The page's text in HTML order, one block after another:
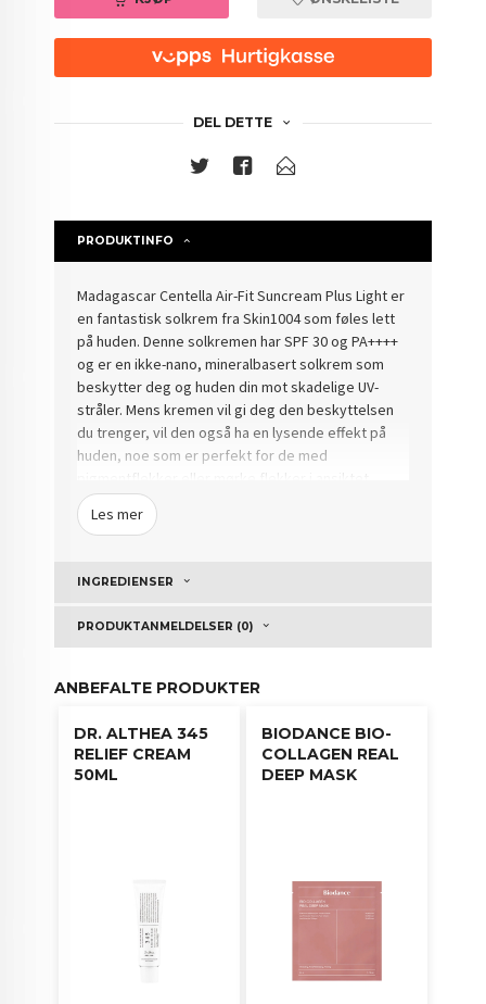
DEL DETTE
PRODUKTINFO
Madagascar Centella Air-Fit Suncream Plus Light er
en fantastisk solkrem fra Skin1004 som føles lett
på huden.Denne solkremen har SPF 30 og PA++++
og er en ikke-nano, mineralbasert solkrem som
beskytter deg og huden din mot skadelige UV-
stråler.Mens kremen vil gi deg den beskyttelsen
du trenger, vil den også ha en lysende effekt på
huden, noe som er perfekt for de med
Produktet har gjennomgått en irritasjonstest, som
betyr at det også egner seg for sensitiv hud
raskt og etterlater ingen klebrig overflate.
og påfør på nytt annenhver time for optimal
Les mer
INGREDIENSER
PRODUKTANMELDELSER (0)
ANBEFALTE PRODUKTER
DR. ALTHEA 345
RELIEF CREAM
50ML
BIODANCE BIO-
COLLAGEN REAL
DEEP MASK